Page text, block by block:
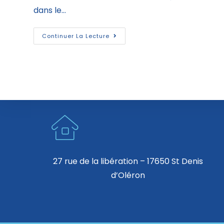
dans le…
Continuer La Lecture
27 rue de la libération – 17650 St Denis
d’Oléron